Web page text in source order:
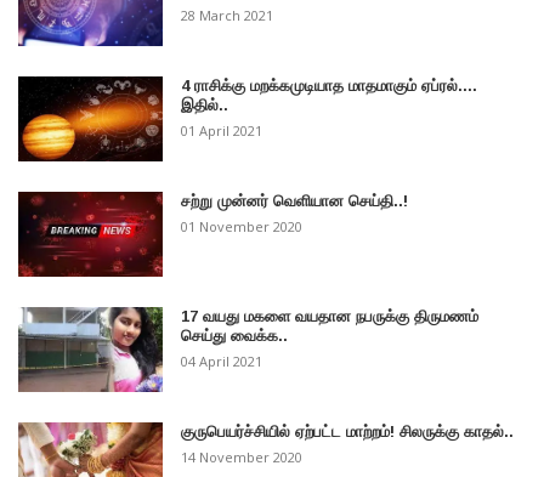
28 March 2021
4 ராசிக்கு மறக்கமுடியாத மாதமாகும் ஏப்ரல்....
இதில்..
01 April 2021
சற்று முன்னர் வெளியான செய்தி..!
01 November 2020
17 வயது மகளை வயதான நபருக்கு திருமணம்
செய்து வைக்க..
04 April 2021
குருபெயர்ச்சியில் ஏற்பட்ட மாற்றம்! சிலருக்கு காதல்..
14 November 2020